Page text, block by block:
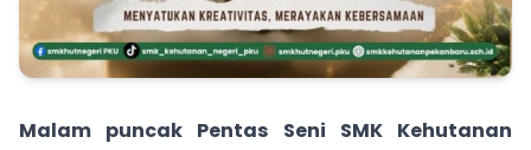
Malam puncak Pentas Seni SMK Kehutanan